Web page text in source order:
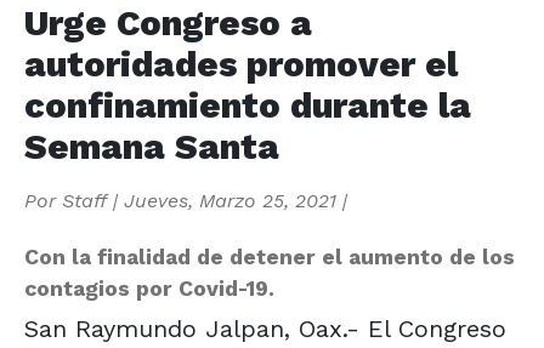
Urge Congreso a
autoridades promover el
confinamiento durante la
Semana Santa
Por Staff| Jueves, Marzo 25, 2021 |
Con la finalidad de detener el aumento de los
contagios por Covid-19.
San Raymundo Jalpan, Oax.- El Congreso